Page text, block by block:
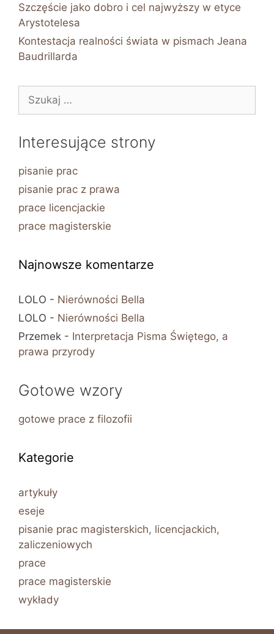
Szczęście jako dobro i cel najwyższy w etyce
Arystotelesa
Kontestacja realności świata w pismach Jeana
Baudrillarda
Interesujące strony
pisanie prac
pisanie prac z prawa
prace licencjackie
prace magisterskie
Najnowsze komentarze
LOLO - Nierówności Bella
LOLO - Nierówności Bella
Przemek - Interpretacja Pisma Świętego, a
prawa przyrody
Gotowe wzory
gotowe prace z filozofii
Kategorie
artykuły
eseje
pisanie prac magisterskich, licencjackich,
zaliczeniowych
prace
prace magisterskie
wykłady